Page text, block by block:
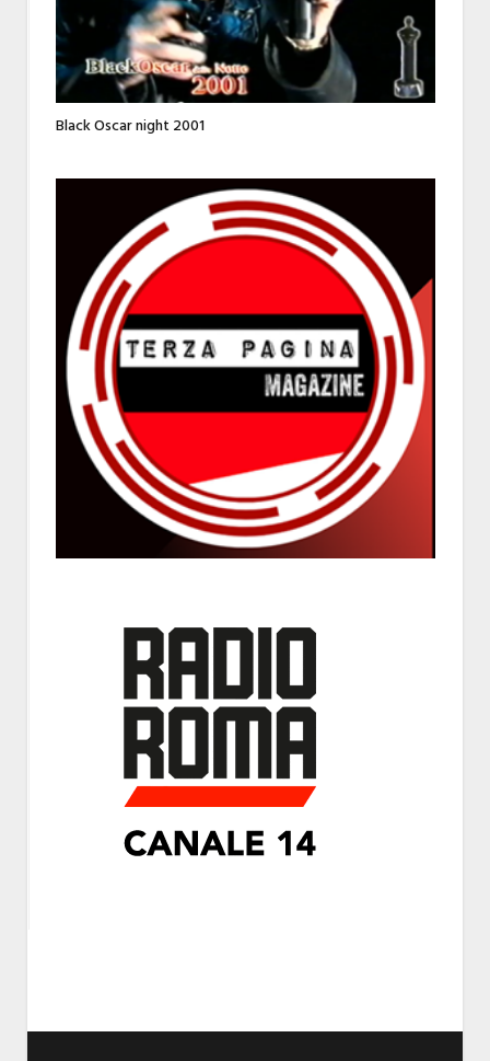
Black Oscar night 2001